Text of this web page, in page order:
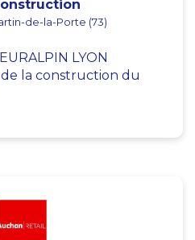
de-la-Porte (73)
LYON
la construction du